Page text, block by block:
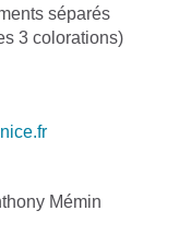
séparés
3 colorations)
Mémin